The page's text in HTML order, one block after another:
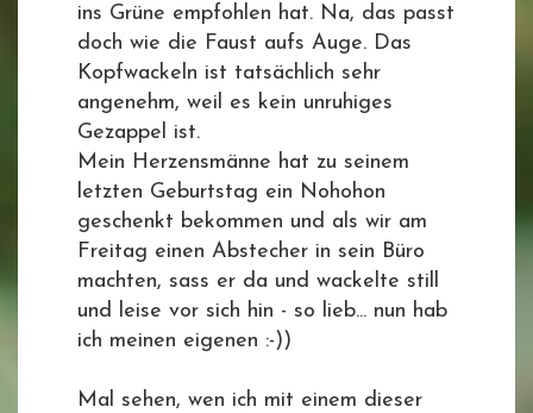
ins Grüne empfohlen hat. Na, das passt
doch wie die Faust aufs Auge. Das
Kopfwackeln ist tatsächlich sehr
angenehm, weil es kein unruhiges
Gezappel ist.
Mein Herzensmänne hat zu seinem
letzten Geburtstag ein Nohohon
geschenkt bekommen und als wir am
Freitag einen Abstecher in sein Büro
machten, sass er da und wackelte still
und leise vor sich hin - so lieb... nun hab
ich meinen eigenen :-))
Mal sehen, wen ich mit einem dieser